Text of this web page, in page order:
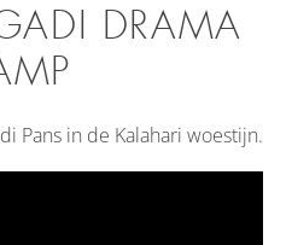
DRAMA
Pans in de Kalahari woestijn.